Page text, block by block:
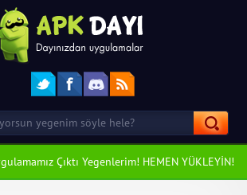
Çıktı Yegenlerim! HEMEN YÜKLEYİN!